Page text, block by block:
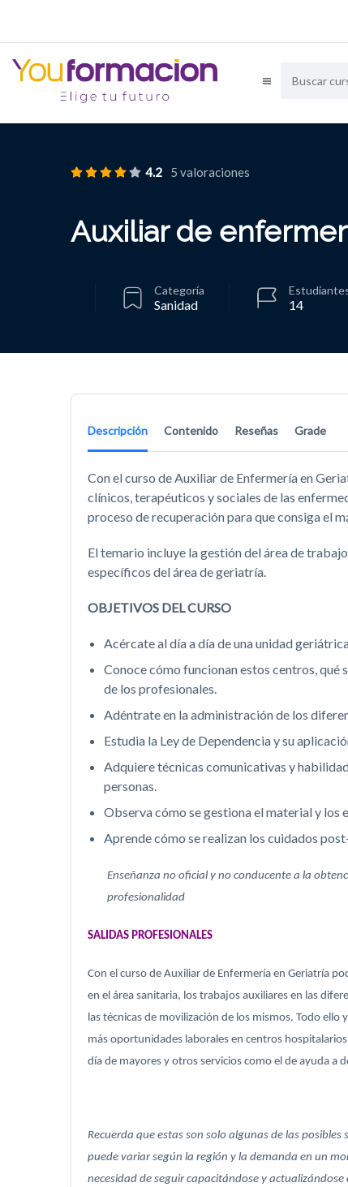
4.2 5 valoraciones
Auxiliar de
Categoría
Sanidad 14
Descripción Contenido Reseñas Grade
Con el curso de Auxiliar de Enfermería en
clínicos, terapéuticos y sociales de las
proceso de recuperación para que consiga el
El temario incluye la gestión del área de
específicos del área de geriatría.
OBJETIVOS DEL CURSO
Acércate al día a día de una unidad
Conoce cómo funcionan estos centros, qué
de los profesionales.
Adéntrate en la administración de los
Estudia la Ley de Dependencia y su
Adquiere técnicas comunicativas y
personas.
Observa cómo se gestiona el material y los
Aprende cómo se realizan los cuidados
Enseñanza no oficial y no conducente a la
profesionalidad
SALIDAS PROFESIONALES
Con el curso de Auxiliar de Enfermería en Geriatría
en el área sanitaria, los trabajos auxiliares en las
las técnicas de movilización de los mismos. Todo
más oportunidades laborales en centros
día de mayores y otros servicios como el de ayuda a
Recuerda que estas son solo algunas de las
puede variar según la región y la demanda en un
necesidad de seguir capacitándose y